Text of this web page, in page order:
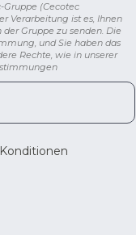
Gruppe (Cecotec
Verarbeitung ist es, Ihnen
Gruppe zu senden. Die
und Sie haben das
Rechte, wie in unserer